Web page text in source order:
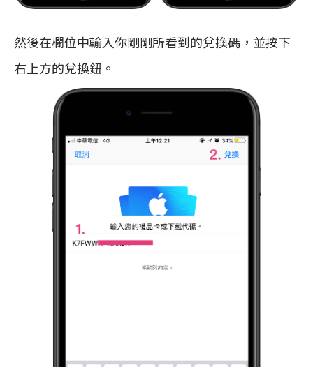
然後在欄位中輸入你剛剛所看到的兌換碼，並按下
右上方的兌換鈕。